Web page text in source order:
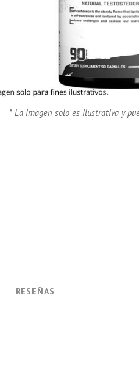
* La imagen solo es ilustrativa y
RESEÑAS